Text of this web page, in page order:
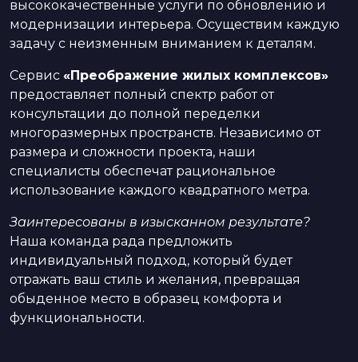
высококачественные услуги по обновлению и
модернизации интерьера. Осуществим каждую
задачу с неизменным вниманием к деталям.
Сервис «Преображение жилых комплексов»
предоставляет полный спектр работ от
консультации до полной переделки
многоразмерных пространств. Независимо от
размера и сложности проекта, наши
специалисты обеспечат рациональное
использование каждого квадратного метра.
Заинтересованы в изысканном результате?
Наша команда рада предложить
индивидуальный подход, который будет
отражать ваш стиль и желания, превращая
обыденное место в образец комфорта и
функциональности.